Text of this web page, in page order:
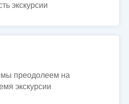
экскурсии
мы преодолеем на
экскурсии